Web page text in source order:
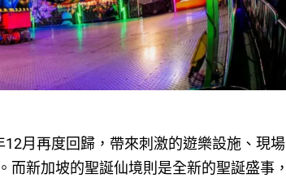
月再度回歸，帶來刺激的遊樂設施、現場
新加坡的聖誕仙境則是全新的聖誕盛事，